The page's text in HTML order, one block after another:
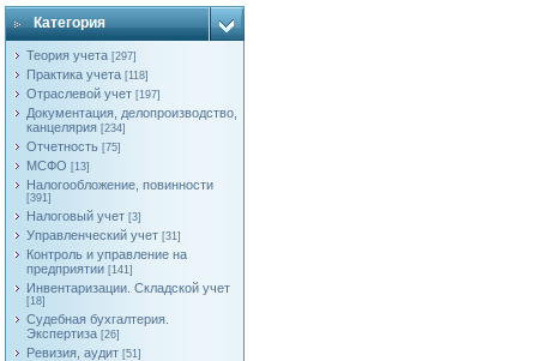
Категория
Теория учета [297]
Практика учета [118]
Отраслевой учет [197]
Документация, делопроизводство,
канцелярия [234]
Отчетность [75]
МСФО [13]
Налогообложение, повинности
[391]
Налоговый учет [3]
Управленческий учет [31]
Контроль и управление на
предприятии [141]
Инвентаризации. Складской учет
[18]
Судебная бухгалтерия.
Экспертиза [26]
Ревизия, аудит [51]